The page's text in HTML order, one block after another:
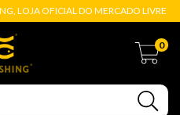
LOJA OFICIAL DO MERCADO LIVRE
0